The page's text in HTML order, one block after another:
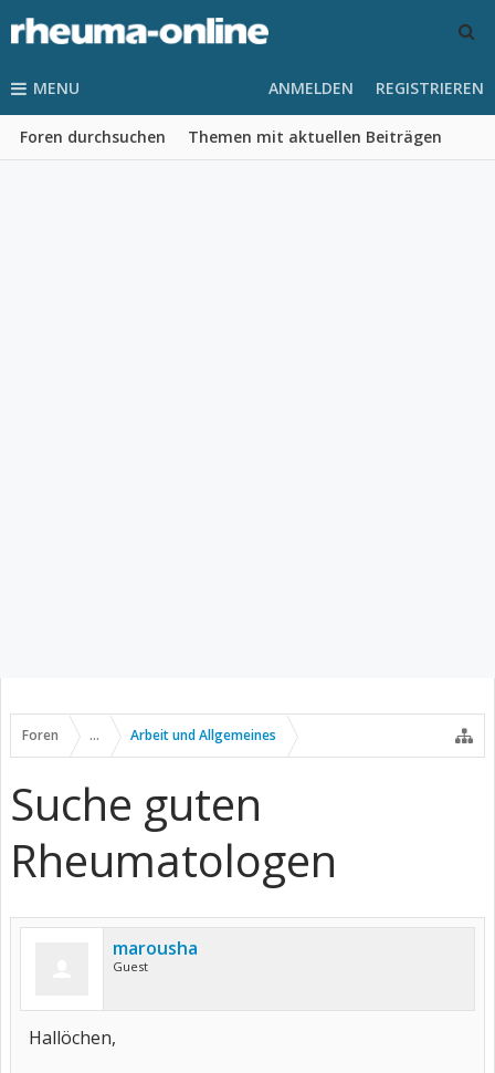
MENU
Foren durchsuchen Themen mit aktuellen Beiträgen
ANMELDEN REGISTRIEREN
Foren ... Arbeit und Allgemeines
Suche guten
Rheumatologen
marousha
Guest
Hallöchen,